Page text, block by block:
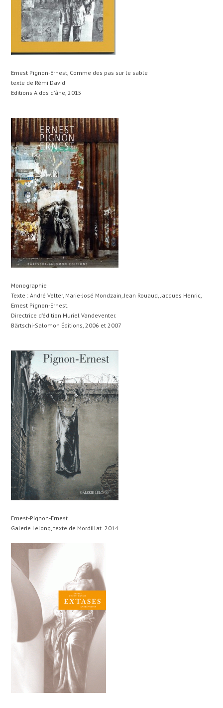
Ernest Pignon-Ernest, Comme des pas sur le sable
texte de Rémi David
Editions A dos d’âne, 2015
Monographie
Texte : André Velter, Marie-José Mondzain, Jean Rouaud, Jacques Henric,
Ernest Pignon-Ernest.
Directrice d’édition Muriel Vandeventer.
Bärtschi-Salomon Éditions, 2006 et 2007
Ernest-Pignon-Ernest
Galerie Lelong, texte de Mordillat 2014